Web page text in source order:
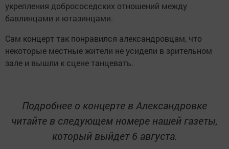
укрепления добрососедских отношений между
бавлинцами и ютазинцами.
Сам концерт так понравился александровцам, что
некоторые местные жители не усидели в зрительном
зале и вышли к сцене танцевать.
Подробнее о концерте в Александровке
читайте в следующем номере нашей газеты,
который выйдет 6 августа.